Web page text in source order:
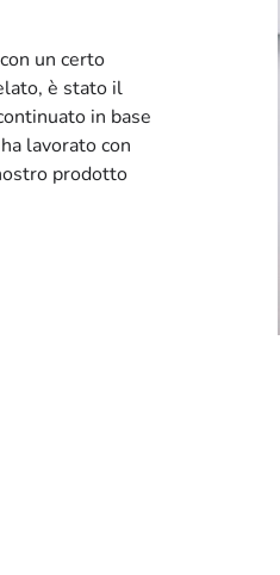
un certo
è stato il
in base
lavorato con
prodotto